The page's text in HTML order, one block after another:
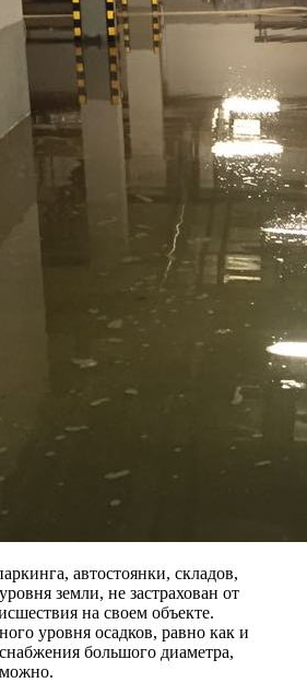
автостоянки, складов,
земли, не застрахован от
на своем объекте.
уровня осадков, равно как и
большого диаметра,